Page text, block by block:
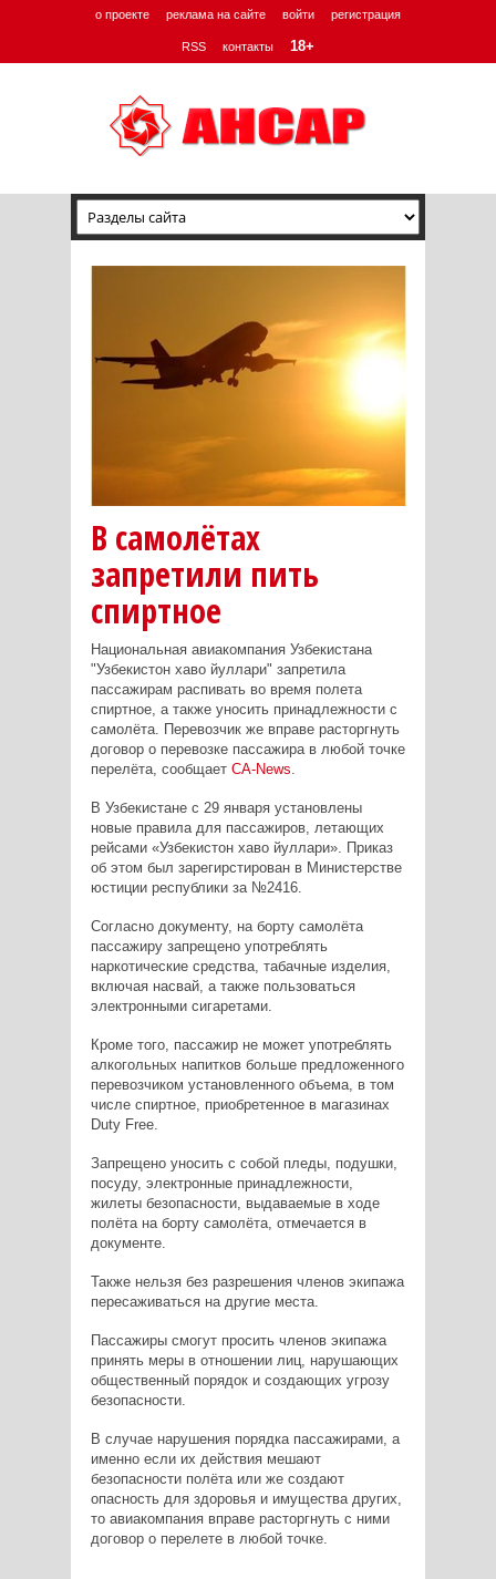
о проекте реклама на сайте войти регистрация
RSS контакты 18+
В самолётах
запретили пить
спиртное
Национальная авиакомпания Узбекистана
"Узбекистон хаво йуллари" запретила
пассажирам распивать во время полета
спиртное, а также уносить принадлежности с
самолёта. Перевозчик же вправе расторгнуть
договор о перевозке пассажира в любой точке
перелёта, сообщает CA-News
В Узбекистане с 29 января установлены
новые правила для пассажиров, летающих
рейсами «Узбекистон хаво йуллари». Приказ
об этом был зарегирстирован в Министерстве
юстиции республики за №2416.
Согласно документу, на борту самолёта
пассажиру запрещено употреблять
наркотические средства, табачные изделия,
включая насвай, а также пользоваться
электронными сигаретами.
Кроме того, пассажир не может употреблять
алкогольных напитков больше предложенного
перевозчиком установленного объема, в том
числе спиртное, приобретенное в магазинах
Duty Free.
Запрещено уносить с собой пледы, подушки,
посуду, электронные принадлежности,
жилеты безопасности, выдаваемые в ходе
полёта на борту самолёта, отмечается в
документе.
Также нельзя без разрешения членов экипажа
пересаживаться на другие места.
Пассажиры смогут просить членов экипажа
принять меры в отношении лиц, нарушающих
общественный порядок и создающих угрозу
безопасности.
В случае нарушения порядка пассажирами, а
именно если их действия мешают
безопасности полёта или же создают
опасность для здоровья и имущества других,
то авиакомпания вправе расторгнуть с ними
договор о перелете в любой точке.